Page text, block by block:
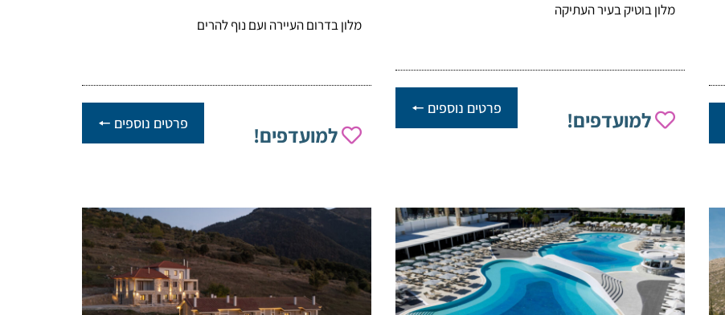
מלון בוטיק בעיר העתיקה
למועדפים! פרטים נוספים 🠔
מלון בדרום העיירה ועם נוף להרים
למועדפים! פרטים נוספים 🠔